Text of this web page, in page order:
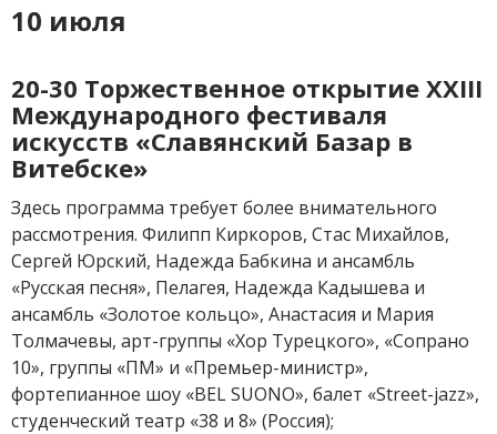
10 июля
20-30 Торжественное открытие XXIII
Международного фестиваля
искусств «Славянский Базар в
Витебске»
Здесь программа требует более внимательного
рассмотрения. Филипп Киркоров, Стас Михайлов,
Сергей Юрский, Надежда Бабкина и ансамбль
«Русская песня», Пелагея, Надежда Кадышева и
ансамбль «Золотое кольцо», Анастасия и Мария
Толмачевы, арт-группы «Хор Турецкого», «Сопрано
10», группы «ПМ» и «Премьер-министр»,
фортепианное шоу «BEL SUONO», балет «Street-jazz»,
студенческий театр «38 и 8» (Россия);